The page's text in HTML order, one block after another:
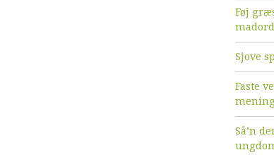
Føj
madord
Sjove
Faste
Så’n